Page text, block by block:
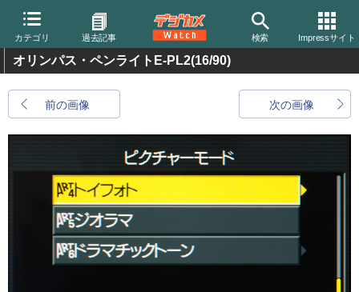
カテゴリ 過去記事 検索 Impressサイト
オリンパス・ペンライトE-PL2(16/90)
前の画像 次の画像